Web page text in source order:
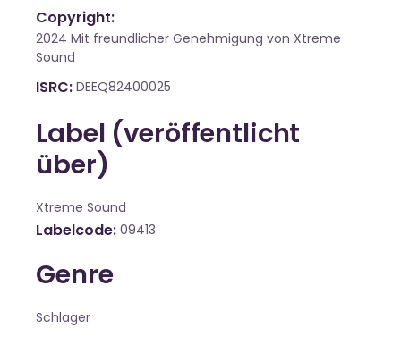
Copyright:
2024 Mit freundlicher Genehmigung von Xtreme
Sound
ISRC DEEQ82400025
Label (veröffentlicht
über)
Xtreme Sound
Labelcode 09413
Genre
Schlager